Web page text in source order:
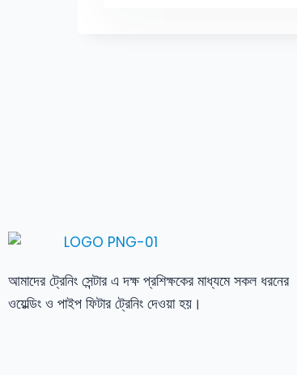
আমাদের ট্রেনিং সেন্টার এ দক্ষ প্রশিক্ষকের মাধ্যমে সকল ধরনের
ওয়েল্ডিং ও পাইপ ফিটার ট্রেনিং দেওয়া হয়।